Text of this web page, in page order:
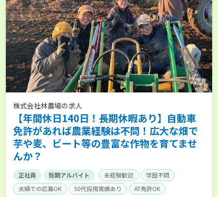
株式会社林農場の求人
【年間休日140日！長期休暇あり】自動車
免許があれば農業経験は不問！広大な畑で
芋や麦、ビート等の豊富な作物を育てませ
んか？
正社員 短期アルバイト 未経験歓迎
学歴不問
夫婦での応募OK
50代採用実績あり
AT免許OK